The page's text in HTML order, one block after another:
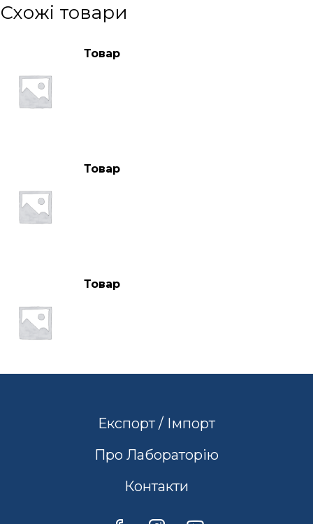
Схожі товари
Товар
Товар
Товар
Експорт / Імпорт
Про Лабораторію
Контакти